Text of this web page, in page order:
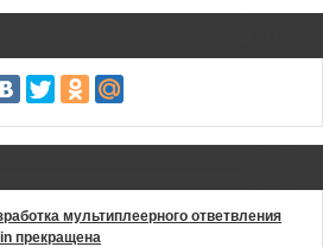
мультиплеерного ответвления
прекращена